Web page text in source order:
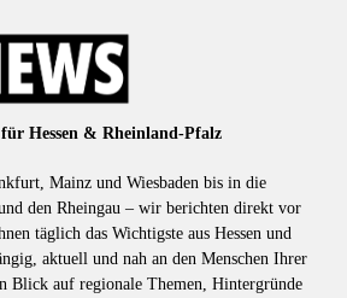
Hessen & Rheinland-Pfalz
Mainz und Wiesbaden bis in die
den Rheingau – wir berichten direkt vor
täglich das Wichtigste aus Hessen und
aktuell und nah an den Menschen Ihrer
Blick auf regionale Themen, Hintergründe